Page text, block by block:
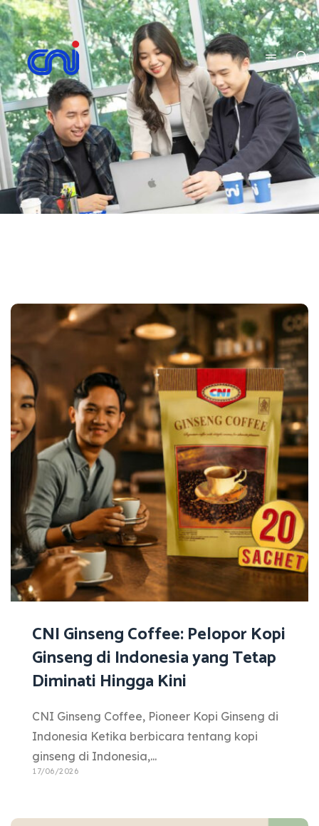
CNI Ginseng Coffee: Pelopor Kopi
Ginseng di Indonesia yang Tetap
Diminati Hingga Kini
CNI Ginseng Coffee, Pioneer Kopi Ginseng di
Indonesia Ketika berbicara tentang kopi
ginseng di Indonesia,...
17/06/2026